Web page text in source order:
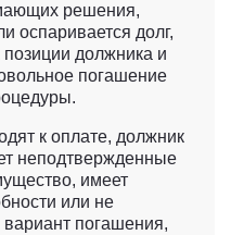
решения,
оспаривается долг,
позиции должника и
погашение
к оплате, должник
неподтвержденные
имеет
или не
вариант погашения,